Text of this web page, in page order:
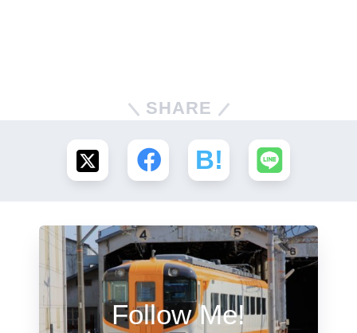
SHARE
Follow Me!